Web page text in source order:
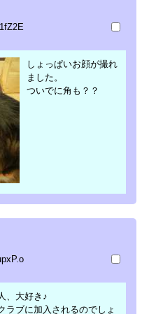
しょっぱいお顔が撮れ
ました。
ついでに角も？？
、大好き♪
ラブに加入されるのでしょ